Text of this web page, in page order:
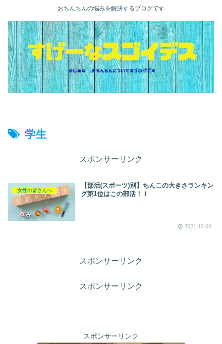
おちんちんの悩みを解決するブログです
学生
スポンサーリンク
女性の皆さんへ
【部活(スポーツ)別】ちんこの大きさランキン
グ第1位はこの部活！！
2021.12.04
スポンサーリンク
スポンサーリンク
スポンサーリンク